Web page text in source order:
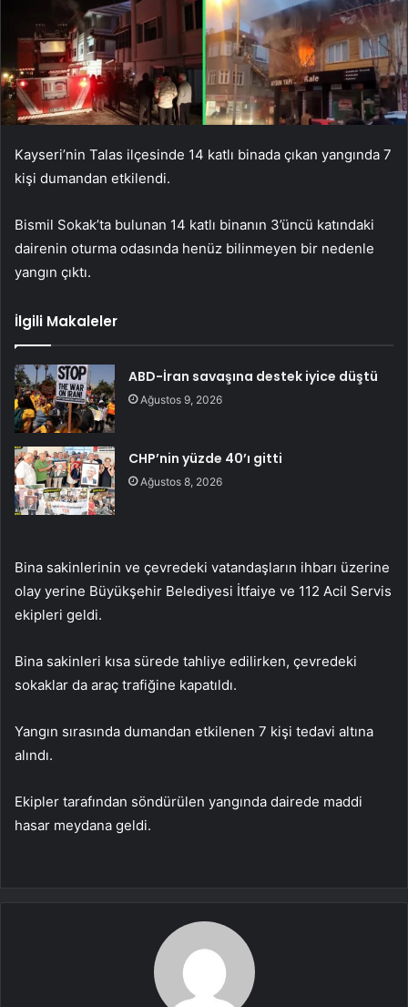
Kayseri’nin Talas ilçesinde 14 katlı binada çıkan yangında 7
kişi dumandan etkilendi.
Bismil Sokak’ta bulunan 14 katlı binanın 3’üncü katındaki
dairenin oturma odasında henüz bilinmeyen bir nedenle
yangın çıktı.
İlgili Makaleler
ABD-İran savaşına destek iyice düştü
Ağustos 9, 2026
CHP’nin yüzde 40’ı gitti
Ağustos 8, 2026
Bina sakinlerinin ve çevredeki vatandaşların ihbarı üzerine
olay yerine Büyükşehir Belediyesi İtfaiye ve 112 Acil Servis
ekipleri geldi.
Bina sakinleri kısa sürede tahliye edilirken, çevredeki
sokaklar da araç trafiğine kapatıldı.
Yangın sırasında dumandan etkilenen 7 kişi tedavi altına
alındı.
Ekipler tarafından söndürülen yangında dairede maddi
hasar meydana geldi.